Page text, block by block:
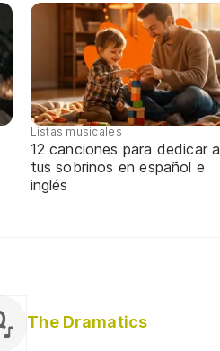
Listas musicales
12 canciones para dedicar a
tus sobrinos en español e
inglés
The Dramatics